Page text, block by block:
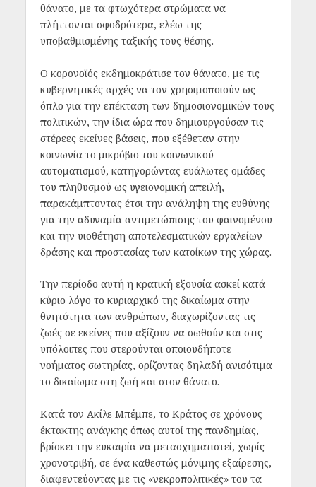
θάνατο, με τα φτωχότερα στρώματα να
πλήττονται σφοδρότερα, ελέω της
υποβαθμισμένης ταξικής τους θέσης.
Ο κορονοϊός εκδημοκράτισε τον θάνατο, με τις
κυβερνητικές αρχές να τον χρησιμοποιούν ως
όπλο για την επέκταση των δημοσιονομικών τους
πολιτικών, την ίδια ώρα που δημιουργούσαν τις
στέρεες εκείνες βάσεις, που εξέθεταν στην
κοινωνία το μικρόβιο του κοινωνικού
αυτοματισμού, κατηγορώντας ευάλωτες ομάδες
του πληθυσμού ως υγειονομική απειλή,
παρακάμπτοντας έτσι την ανάληψη της ευθύνης
για την αδυναμία αντιμετώπισης του φαινομένου
και την υιοθέτηση αποτελεσματικών εργαλείων
δράσης και προστασίας των κατοίκων της χώρας.
Την περίοδο αυτή η κρατική εξουσία ασκεί κατά
κύριο λόγο το κυριαρχικό της δικαίωμα στην
θνητότητα των ανθρώπων, διαχωρίζοντας τις
ζωές σε εκείνες που αξίζουν να σωθούν και στις
υπόλοιπες που στερούνται οποιουδήποτε
νοήματος σωτηρίας, ορίζοντας δηλαδή ανισότιμα
το δικαίωμα στη ζωή και στον θάνατο.
Κατά τον Ακίλε Μπέμπε, το Κράτος σε χρόνους
έκτακτης ανάγκης όπως αυτοί της πανδημίας,
βρίσκει την ευκαιρία να μετασχηματιστεί, χωρίς
χρονοτριβή, σε ένα καθεστώς μόνιμης εξαίρεσης,
διαφεντεύοντας με τις «νεκροπολιτικές» του τα